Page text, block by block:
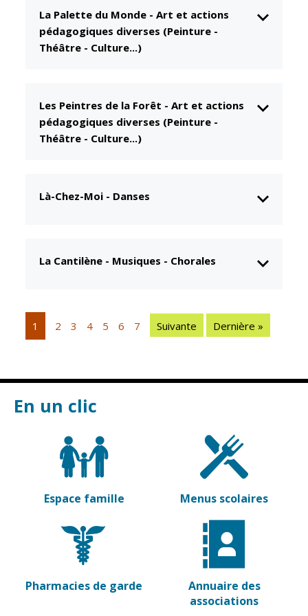
CCAS
Conseil
d'administration
L'EHPAD
Autonomie
seniors
Centre de
Établissements
Pharmacies de
garde
Culture
Nab / La
Décale
Ateliers arts
Musée
Vierzon
Archives du
Sports
Équipements
sportifs
Associations
associations
Démarches
des
associations
La Palette du Monde -Art et actions
pédagogiques diverses (Peinture -
Théâtre - Culture...)
Les Peintres de la Forêt -Art et actions
pédagogiques diverses (Peinture -
Théâtre - Culture...)
Là-Chez-Moi - Danses
La Cantilène - Musiques - Chorales
1 2 3 4 5 6 7 Suivante Dernière »
En un clic
Espace famille Menus scolaires
Pharmacies de garde
Annuaire des
associations